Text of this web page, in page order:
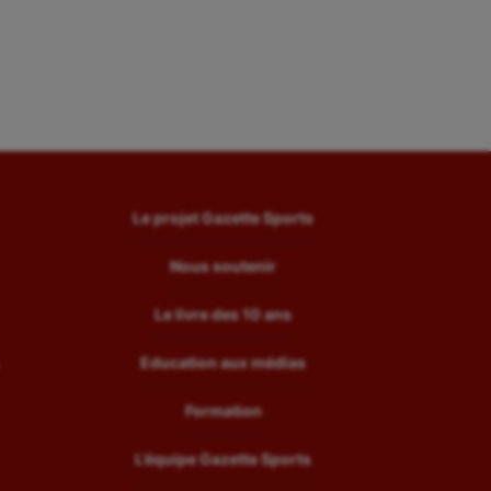
Le projet Gazette Sports
Nous soutenir
Le livre des 10 ans
Education aux médias
Formation
L’équipe Gazette Sports